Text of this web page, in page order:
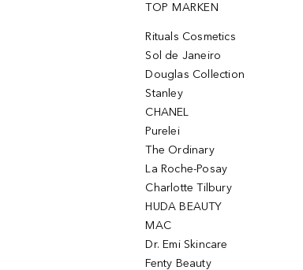
TOP MARKEN
Rituals Cosmetics
Sol de Janeiro
Douglas Collection
Stanley
CHANEL
Purelei
The Ordinary
La Roche-Posay
Charlotte Tilbury
HUDA BEAUTY
MAC
Dr. Emi Skincare
Fenty Beauty